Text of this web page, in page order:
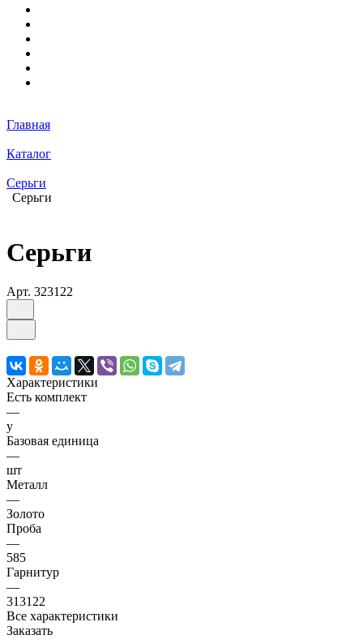
Главная
Каталог
Серьги
Серьги
Серьги
Арт. 323122
Характеристики
Есть комплект
—
y
Базовая единица
—
шт
Металл
—
Золото
Проба
—
585
Гарнитур
—
313122
Все характеристики
Заказать